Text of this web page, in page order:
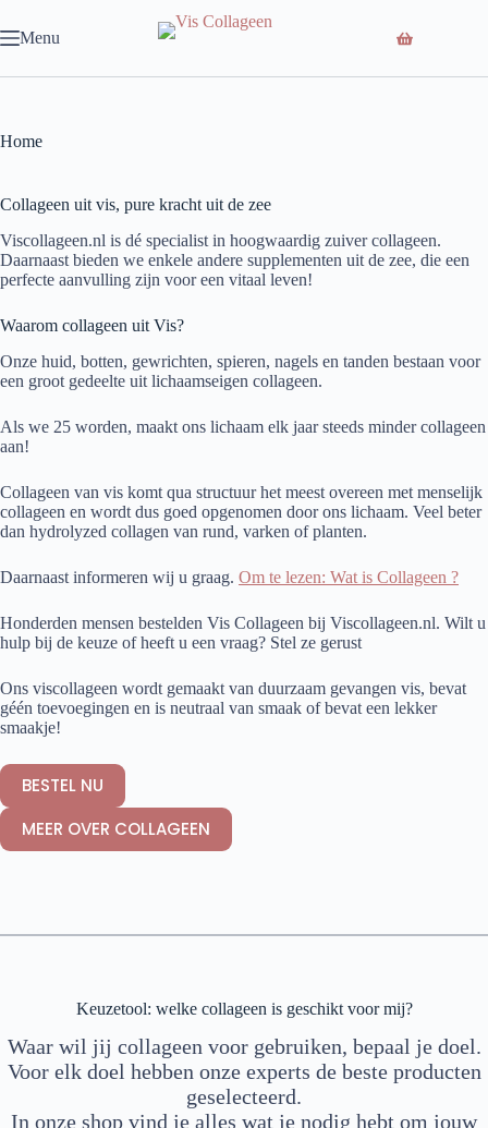
naar
de
Menu
Home
Collageen uit vis, pure kracht uit de zee
Viscollageen.nl is dé specialist in hoogwaardig zuiver collageen.
Daarnaast bieden we enkele andere supplementen uit de zee, die een
perfecte aanvulling zijn voor een vitaal leven!
Waarom collageen uit Vis?
Onze huid, botten, gewrichten, spieren, nagels en tanden bestaan voor
een groot gedeelte uit lichaamseigen collageen.
Als we 25 worden, maakt ons lichaam elk jaar steeds minder collageen
aan!
Collageen van vis komt qua structuur het meest overeen met menselijk
collageen en wordt dus goed opgenomen door ons lichaam. Veel beter
dan hydrolyzed collagen van rund, varken of planten.
Daarnaast informeren wij u graag. Om te lezen: Wat is Collageen ?
Honderden mensen bestelden Vis Collageen bij Viscollageen.nl. Wilt u
hulp bij de keuze of heeft u een vraag? Stel ze gerust
Ons viscollageen wordt gemaakt van duurzaam gevangen vis, bevat
géén toevoegingen en is neutraal van smaak of bevat een lekker
smaakje!
BESTEL NU
MEER OVER COLLAGEEN
Keuzetool: welke collageen is geschikt voor mij?
Waar wil jij collageen voor gebruiken, bepaal je doel.
Voor elk doel hebben onze experts de beste producten
geselecteerd.
In onze shop vind je alles wat je nodig hebt om jouw